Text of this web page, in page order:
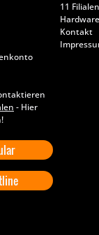
- Hier
11
Kontakt